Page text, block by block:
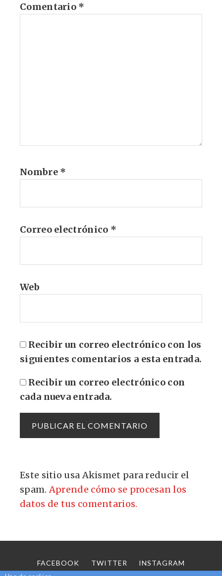
Comentario *
Nombre *
Correo electrónico *
Web
Recibir un correo electrónico con los
siguientes comentarios a esta entrada.
Recibir un correo electrónico con
cada nueva entrada.
Este sitio usa Akismet para reducir el
spam.Aprende cómo se procesan los
datos de tus comentarios.
FACEBOOK TWITTER
INSTAGRAM